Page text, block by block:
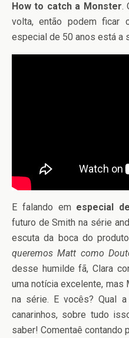
How to catch a Monster.
volta, então podem ficar
especial de 50 anos está a
E falando em especial
futuro de Smith na série
escuta da boca do
queremos Matt como
desse humilde fã, Clara
uma notícia excelente, mas
na série. E vocês? Qual
canarinhos, sobre tudo
saber! Comentaê contando